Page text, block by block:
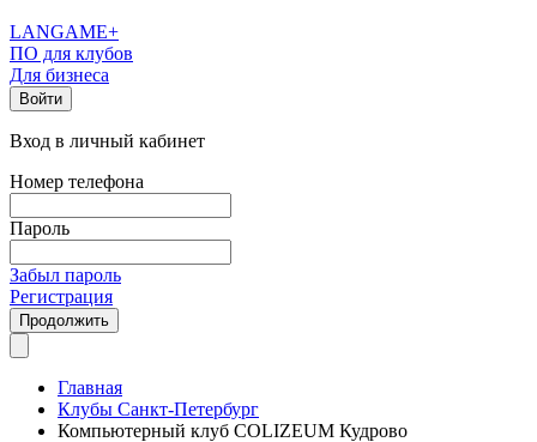
LANGAME+
ПО для клубов
Для бизнеса
Войти
Вход в личный кабинет
Номер телефона
Пароль
Забыл пароль
Регистрация
Продолжить
Главная
Клубы Санкт-Петербург
Компьютерный клуб COLIZEUM Кудрово